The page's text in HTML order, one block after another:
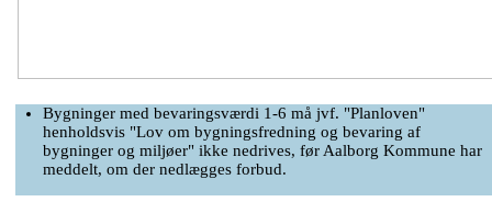
Bygninger med bevaringsværdi 1-6 må jvf. "Planloven"
henholdsvis "Lov om bygningsfredning og bevaring af
bygninger og miljøer" ikke nedrives, før Aalborg Kommune har
meddelt, om der nedlægges forbud.